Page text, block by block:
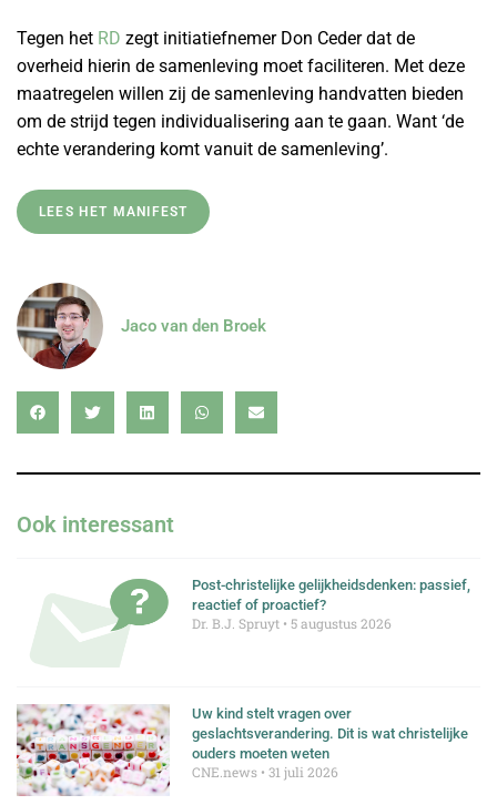
Tegen het RD zegt initiatiefnemer Don Ceder dat de
overheid hierin de samenleving moet faciliteren. Met deze
maatregelen willen zij de samenleving handvatten bieden
om de strijd tegen individualisering aan te gaan. Want ‘de
echte verandering komt vanuit de samenleving’.
LEES HET MANIFEST
Jaco van den Broek
Ook interessant
Post-christelijke gelijkheidsdenken: passief,
reactief of proactief?
Dr. B.J. Spruyt 5 augustus 2026
Uw kind stelt vragen over
geslachtsverandering. Dit is wat christelijke
ouders moeten weten
CNE.news 31 juli 2026